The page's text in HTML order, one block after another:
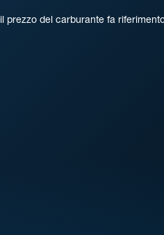
il prezzo del carburante fa